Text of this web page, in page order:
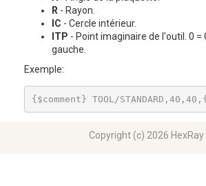
R - Rayon.
IC - Cercle intérieur.
ITP - Point imaginaire de l'outil. 0 =
gauche.
Exemple:
{$comment} TOOL/
Copyright (c) 2026 HexRay